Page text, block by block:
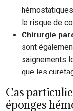
le risque de
Chirurgie
sont
saignements
que les
Cas
éponges